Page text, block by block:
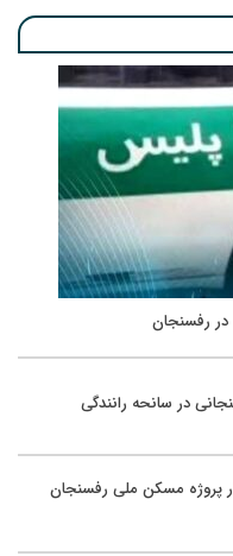
در رفسنجان
پروژه مسکن ملی رفسنجان